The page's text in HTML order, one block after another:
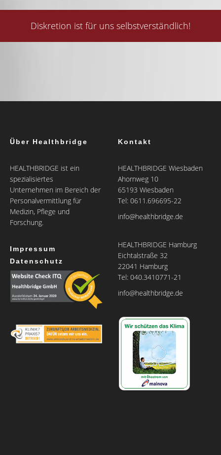
Diskretion ist für uns selbstverständlich!
Über Healthbridge
HEALTHBRIDGE ist ein
spezialisiertes
Unternehmen im Bereich der
Personalvermittlung für
Medizin, Pflege und
Forschung.
Impressum
Datenschutz
Kontakt
HEALTHBRIDGE Wiesbaden
Ahornweg 10
65193 Wiesbaden
Tel: 0611.696695-22
info@healthbridge.de
HEALTHBRIDGE Hamburg
Eichtalstraße 32
22041 Hamburg
Tel: 040.3410771-21
info@healthbridge.de